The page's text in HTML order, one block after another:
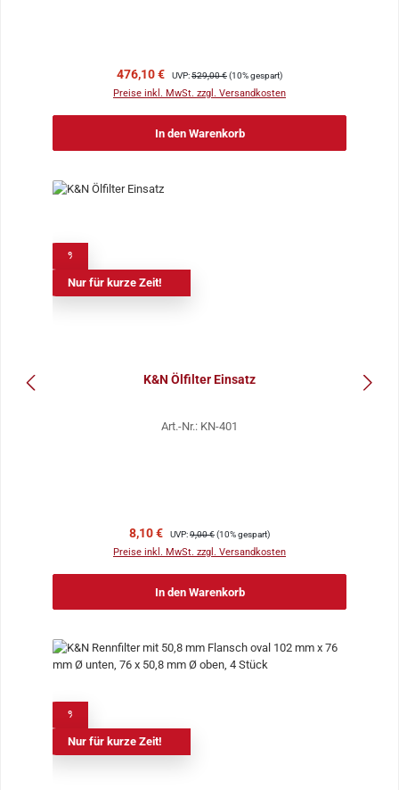
Verkaufspreis:
476,10 € Regulärer Preis:
UVP:529,00 €(10% gespart)
Preise inkl. MwSt. zzgl. Versandkosten
In den Warenkorb
Nur für kurze Zeit!
K&N Ölfilter Einsatz
Art.-Nr.: KN-401
Verkaufspreis:
8,10 € Regulärer Preis:
UVP:9,00 €(10% gespart)
Preise inkl. MwSt. zzgl. Versandkosten
In den Warenkorb
Nur für kurze Zeit!